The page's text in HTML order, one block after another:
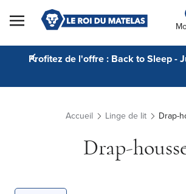
Skip to Content
Profitez de l'offre : Back to Sleep -
Accueil Linge de lit Drap-
Drap-